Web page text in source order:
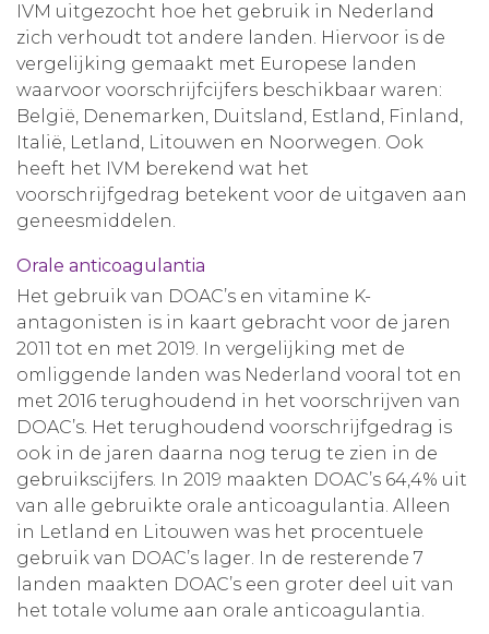
IVM uitgezocht hoe het gebruik in Nederland
zich verhoudt tot andere landen. Hiervoor is de
vergelijking gemaakt met Europese landen
waarvoor voorschrijfcijfers beschikbaar waren:
België, Denemarken, Duitsland, Estland, Finland,
Italië, Letland, Litouwen en Noorwegen. Ook
heeft het IVM berekend wat het
voorschrijfgedrag betekent voor de uitgaven aan
geneesmiddelen.
Orale anticoagulantia
Het gebruik van DOAC’s en vitamine K-
antagonisten is in kaart gebracht voor de jaren
2011 tot en met 2019. In vergelijking met de
omliggende landen was Nederland vooral tot en
met 2016 terughoudend in het voorschrijven van
DOAC’s. Het terughoudend voorschrijfgedrag is
ook in de jaren daarna nog terug te zien in de
gebruikscijfers. In 2019 maakten DOAC’s 64,4% uit
van alle gebruikte orale anticoagulantia. Alleen
in Letland en Litouwen was het procentuele
gebruik van DOAC’s lager. In de resterende 7
landen maakten DOAC’s een groter deel uit van
het totale volume aan orale anticoagulantia.